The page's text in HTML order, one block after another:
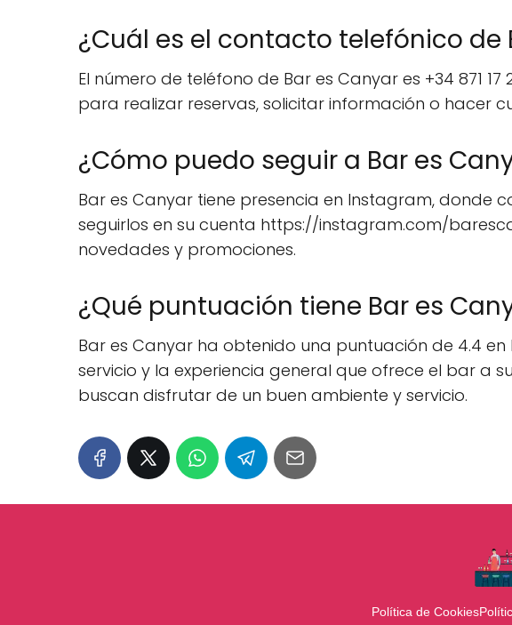
¿Cuál es el contacto telefónico de
El número de teléfono de Bar es Canyar es +34 871
para realizar reservas, solicitar información o hacer
¿Cómo puedo seguir a Bar es
Bar es Canyar tiene presencia en Instagram, donde
seguirlos en su cuenta https://instagram.com/
novedades y promociones.
¿Qué puntuación tiene Bar es
Bar es Canyar ha obtenido una puntuación de 4.4
servicio y la experiencia general que ofrece el bar a
buscan disfrutar de un buen ambiente y servicio.
Política de Cookies